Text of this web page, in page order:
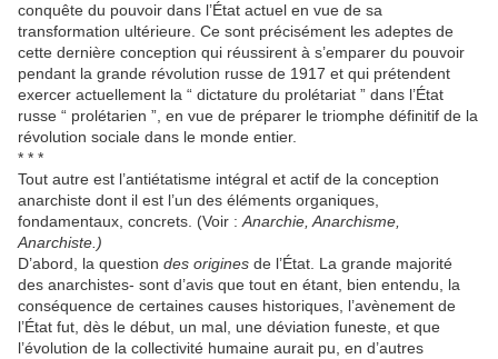
conquête du pouvoir dans l’État actuel en vue de sa
transformation ultérieure. Ce sont précisément les adeptes de
cette dernière conception qui réussirent à s’emparer du pouvoir
pendant la grande révolution russe de 1917 et qui prétendent
exercer actuellement la “ dictature du prolétariat ” dans l’État
russe “ prolétarien ”, en vue de préparer le triomphe définitif de la
révolution sociale dans le monde entier.
* * *
Tout autre est l’antiétatisme intégral et actif de la conception
anarchiste dont il est l’un des éléments organiques,
fondamentaux, concrets. (Voir : Anarchie, Anarchisme,
Anarchiste.)
D’abord, la question des origines de l’État. La grande majorité
des anarchistes- sont d’avis que tout en étant, bien entendu, la
conséquence de certaines causes historiques, l’avènement de
l’État fut, dès le début, un mal, une déviation funeste, et que
l’évolution de la collectivité humaine aurait pu, en d’autres